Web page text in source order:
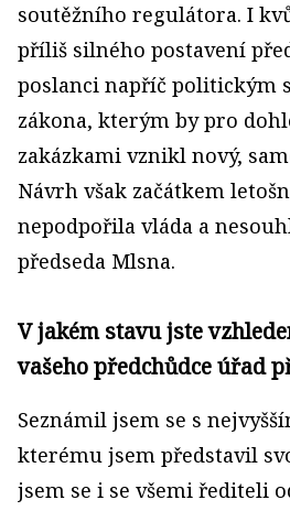
soutěžního regulátora. I
příliš silného postavení
poslanci napříč politickým
zákona, kterým by pro
zakázkami vznikl nový,
Návrh však začátkem
nepodpořila vláda a
předseda Mlsna.
V jakém stavu jste
vašeho předchůdce úřad
Seznámil jsem se s
kterému jsem představil
jsem se i se všemi řediteli